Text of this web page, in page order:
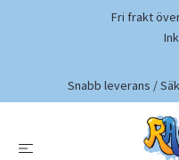
Fri frakt
Snabb leverans /